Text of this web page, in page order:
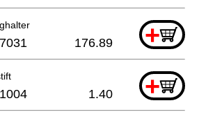
+
176.89
+
1.40